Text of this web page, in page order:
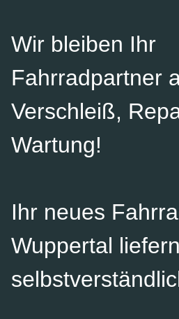
Wir bleiben Ihr
Fahrradpartner
Verschleiß,
Wartung!
Ihr neues
Wuppertal